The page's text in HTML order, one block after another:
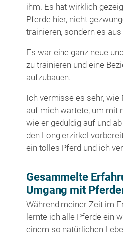
ihm. Es hat wirklich
Pferde hier, nicht
trainieren, sondern es
Es war eine ganz neue
zu trainieren und eine
aufzubauen.
Ich vermisse es sehr, wie
auf mich wartete, um mit
wie er geduldig auf und
den Longierzirkel
ein tolles Pferd und ich
Gesammelte
Umgang mit
Während meiner Zeit im
lernte ich alle Pferde ein
einem so natürlichen